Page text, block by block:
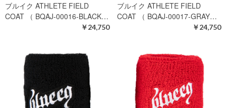
ブルイク ATHLETE FIELD
COAT （ BQAJ-00016-BLACK…
￥24,750
ブルイク ATHLETE FIELD
COAT （ BQAJ-00017-GRAY…
￥24,750